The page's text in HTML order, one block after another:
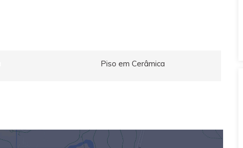
Piso em Cerâmica